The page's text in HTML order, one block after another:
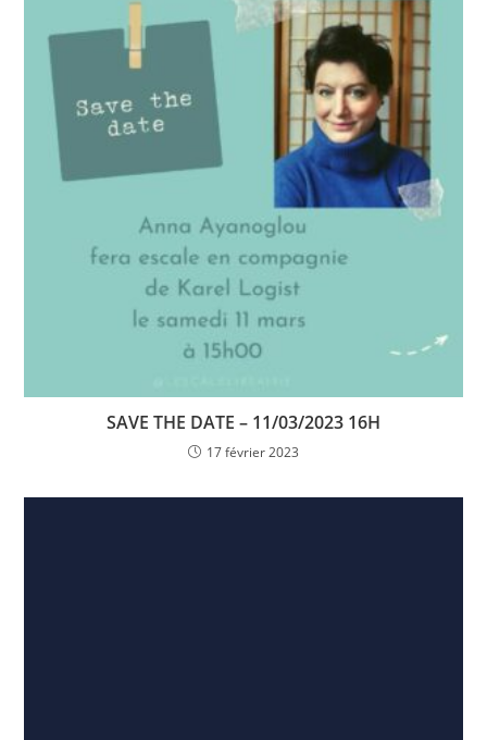
SAVE THE DATE – 11/03/2023 16H
17 février 2023